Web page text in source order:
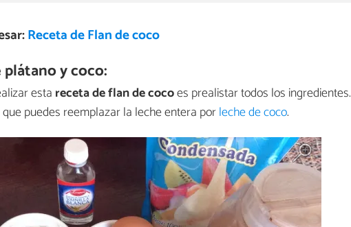
Receta de Flan de coco
y coco:
esta receta de flan de cocoes prealistar todos los ingredientes.
puedes reemplazar la leche entera porleche de coco.